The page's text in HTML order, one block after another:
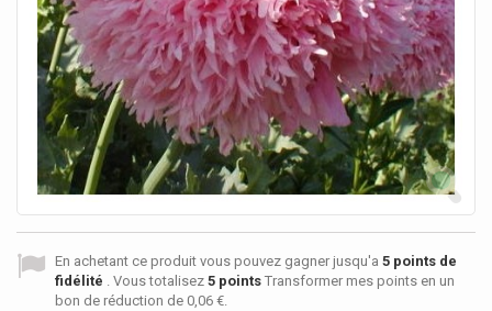
En achetant ce produit vous pouvez gagner jusqu'a 5 points de
fidélité . Vous totalisez 5 points Transformer mes points en un
bon de réduction de 0,06 €.